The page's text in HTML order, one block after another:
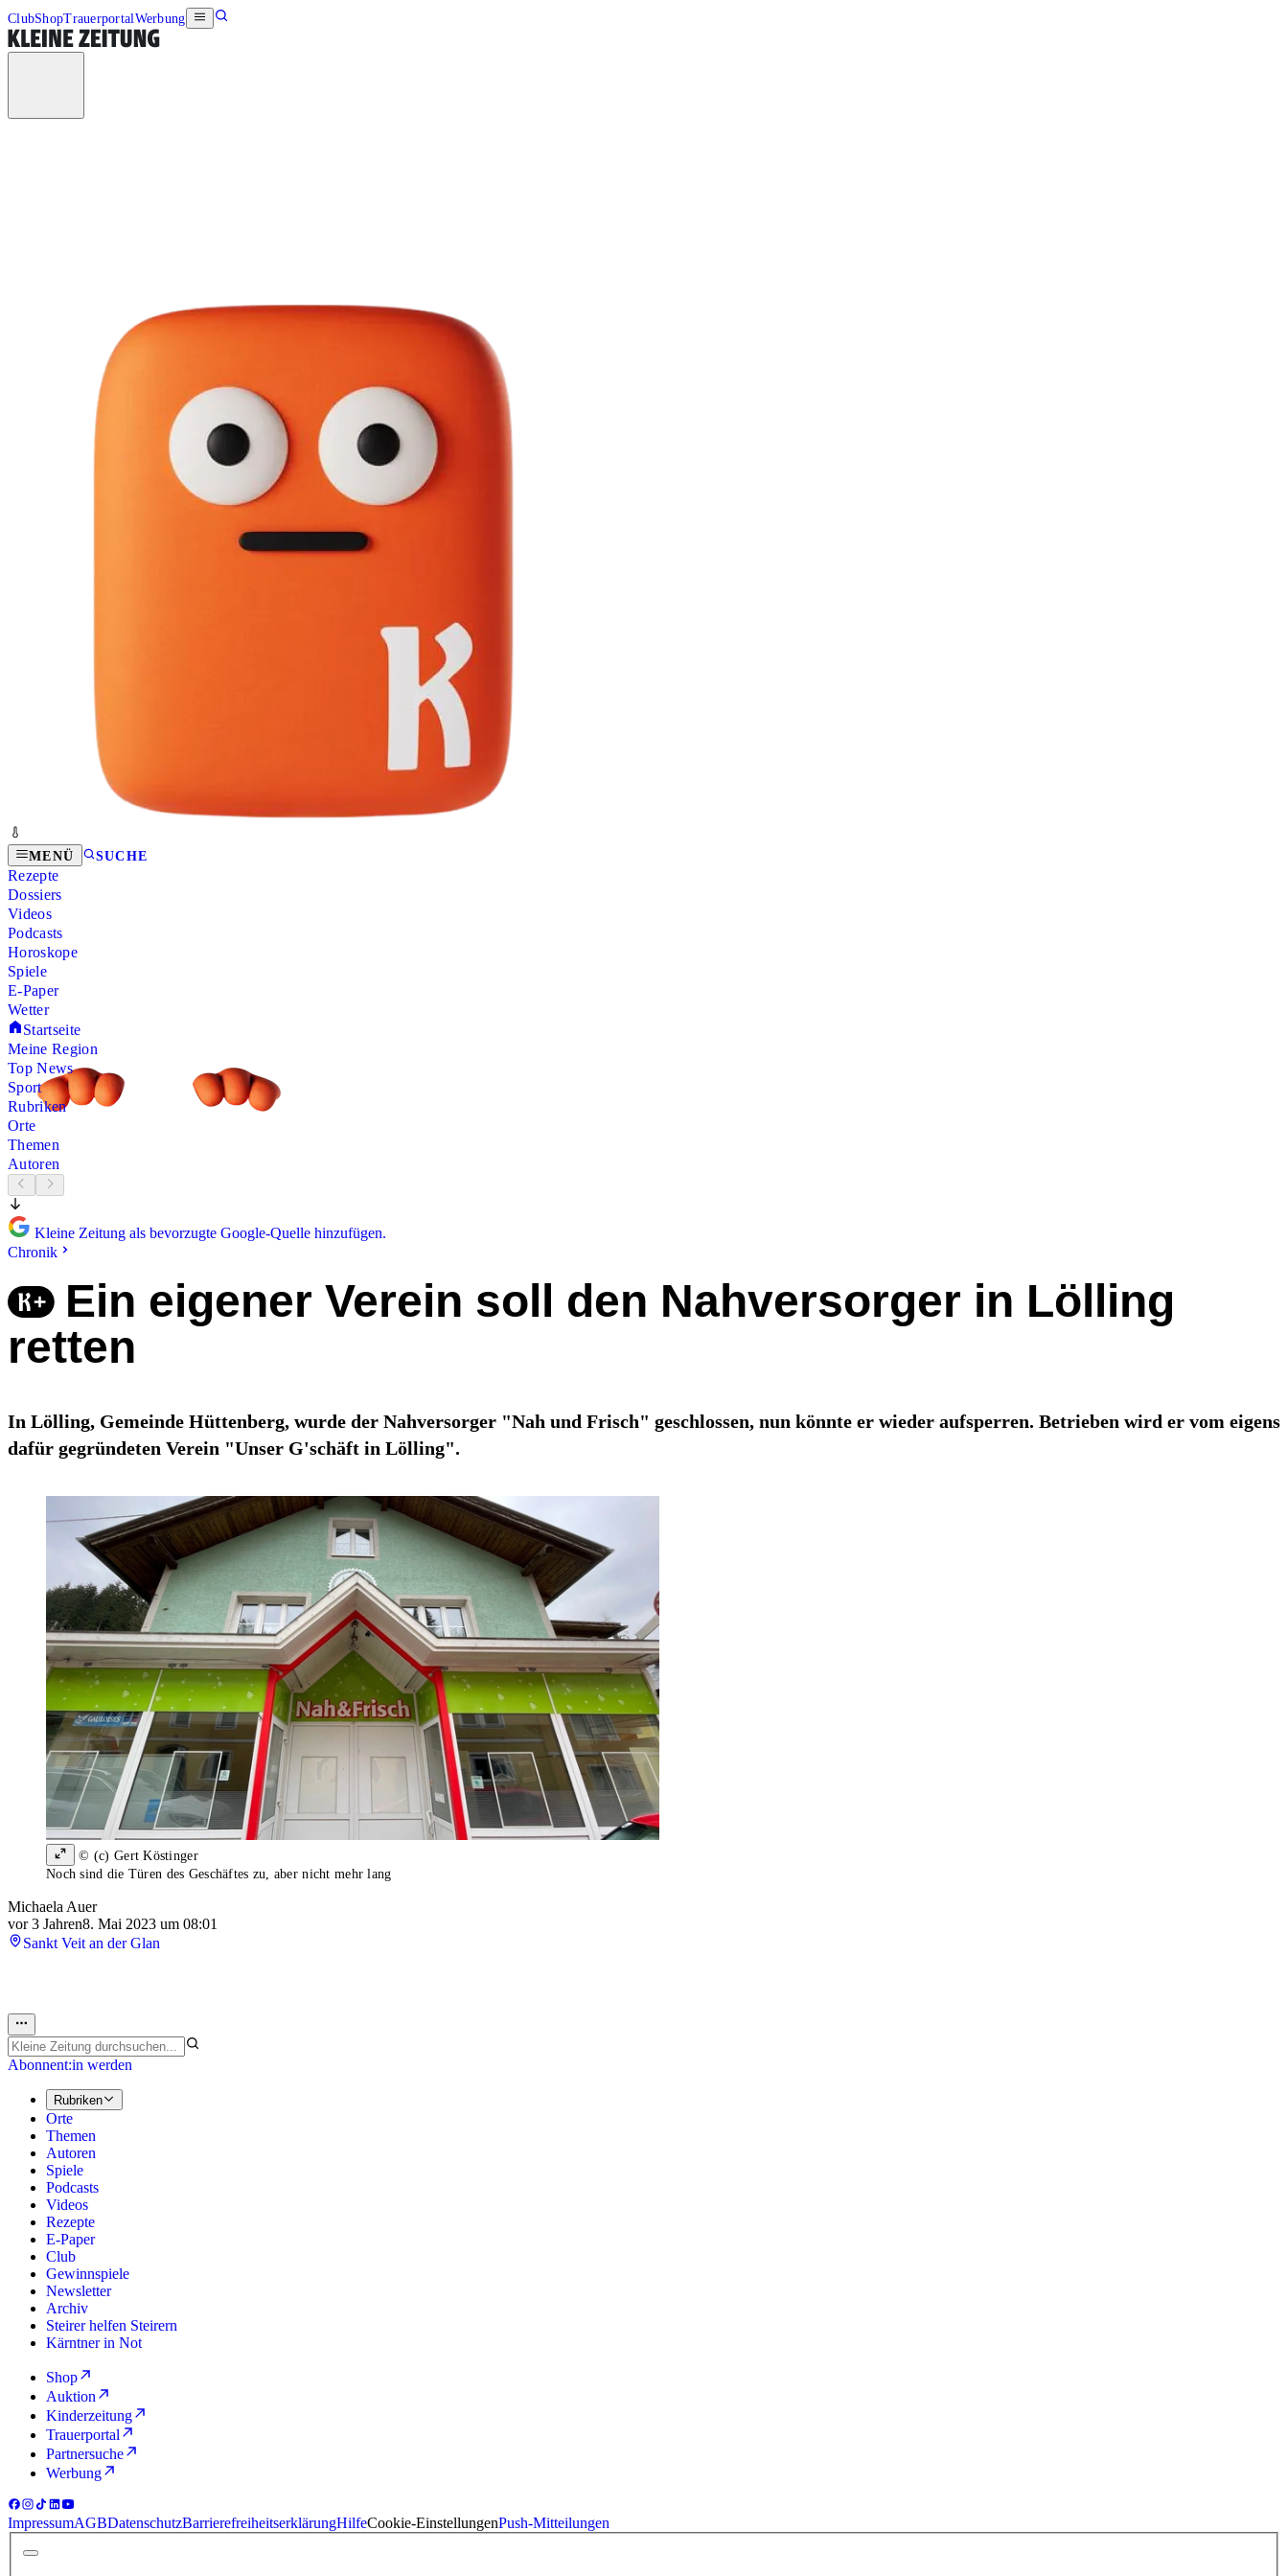
ClubShopTrauerportalWerbung
MENÜ SUCHE
Rezepte
Dossiers
Videos
Podcasts
Horoskope
Spiele
E-Paper
Wetter
Startseite
Meine Region
Top News
Sport
Rubriken
Orte
Themen
Autoren
Kleine Zeitung als bevorzugte Google-Quelle hinzufügen.
Chronik
Ein eigener Verein soll den Nahversorger in Lölling
retten
In Lölling, Gemeinde Hüttenberg, wurde der Nahversorger "Nah und Frisch" geschlossen, nun könnte er wieder aufsperren. Betrieben wird er vom eigens
dafür gegründeten Verein "Unser G'schäft in Lölling".
© (c) Gert Köstinger
Noch sind die Türen des Geschäftes zu, aber nicht mehr lang
Michaela Auer
vor 3 Jahren8. Mai 2023 um 08:01
Sankt Veit an der Glan
Abonnent:in werden
Rubriken
Orte
Themen
Autoren
Spiele
Podcasts
Videos
Rezepte
E-Paper
Club
Gewinnspiele
Newsletter
Archiv
Steirer helfen Steirern
Kärntner in Not
Shop
Auktion
Kinderzeitung
Trauerportal
Partnersuche
Werbung
ImpressumAGBDatenschutzBarrierefreiheitserklärungHilfeCookie-EinstellungenPush-Mitteilungen